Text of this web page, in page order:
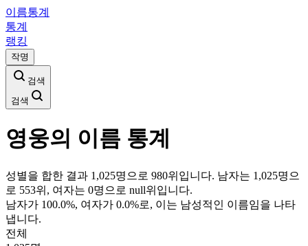
이름통계
통계
랭킹
작명
검색
검색
영웅의 이름 통계
성별을 합한 결과 1,025명으로 980위입니다. 남자는 1,025명으
로 553위, 여자는 0명으로 null위입니다.
남자가 100.0%, 여자가 0.0%로, 이는 남성적인 이름임을 나타
냅니다.
전체